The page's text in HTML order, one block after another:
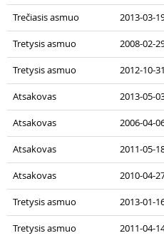
Trečiasis asmuo 2013-03-
Tretysis asmuo 2008-02-
Tretysis asmuo 2012-10-
Atsakovas 2013-05-
Atsakovas 2006-04-
Atsakovas 2011-05-
Atsakovas 2010-04-
Tretysis asmuo 2013-01-
Tretysis asmuo 2011-04-